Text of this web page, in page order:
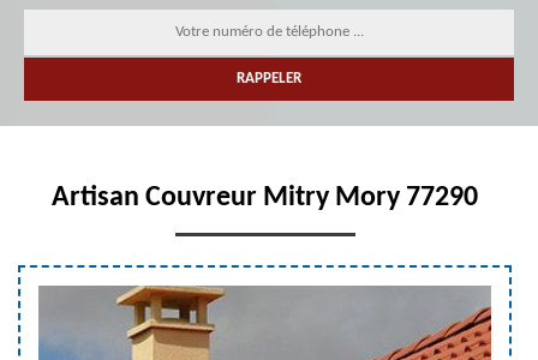
Artisan Couvreur Mitry Mory 77290